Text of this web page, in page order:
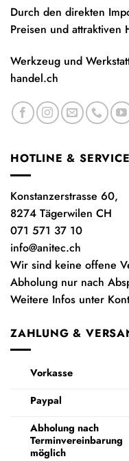
Durch den direkten
Preisen und attraktiven
Werkzeug und
handel.ch
HOTLINE & SERVICE
Konstanzerstrasse 60,
8274 Tägerwilen CH
071 571 37 10
info@anitec.ch
Wir sind keine offene
Abholung nur nach
Weitere Infos unter
ZAHLUNG &
Vorkasse
Paypal
Abholung nach
Terminvereinbarung
möglich